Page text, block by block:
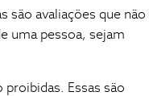
são avaliações que não
uma pessoa, sejam
Essas são